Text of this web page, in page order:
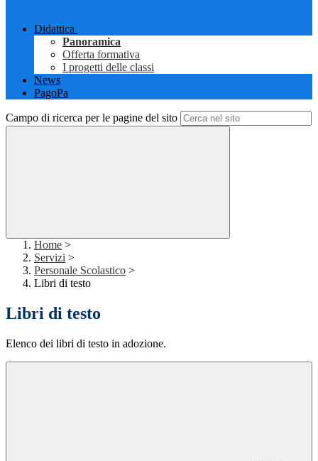
Didattica
Panoramica
Offerta formativa
I progetti delle classi
News
PagoPa
Campo di ricerca per le pagine del sito
Home >
Servizi >
Personale Scolastico >
Libri di testo
Libri di testo
Elenco dei libri di testo in adozione.